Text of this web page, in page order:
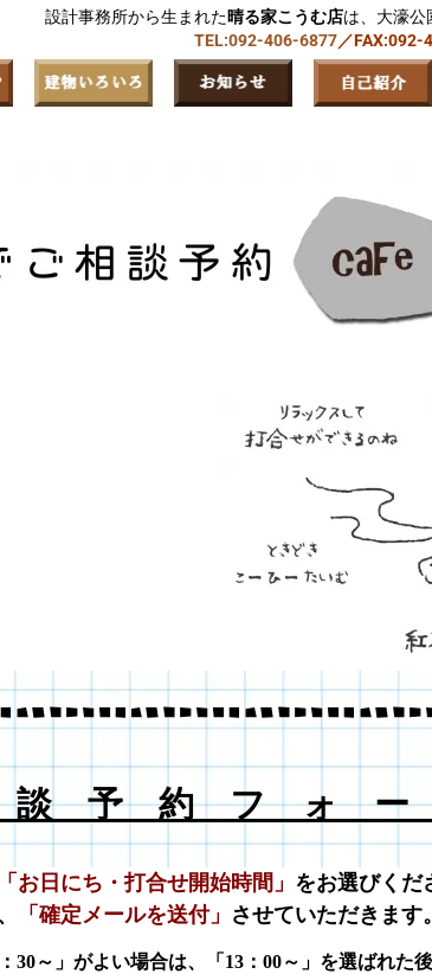
設計事務所から生まれた晴る家こうむ店は、大濠公
TEL:092-406-6877／FAX:092-
談 予 約 フ ォ ー
「お日にち・打合せ開始時間」 をお選びくだ
「確定メールを送付」 させていただきます。
30～」がよい場合は、
「13：00～」を選ばれた後